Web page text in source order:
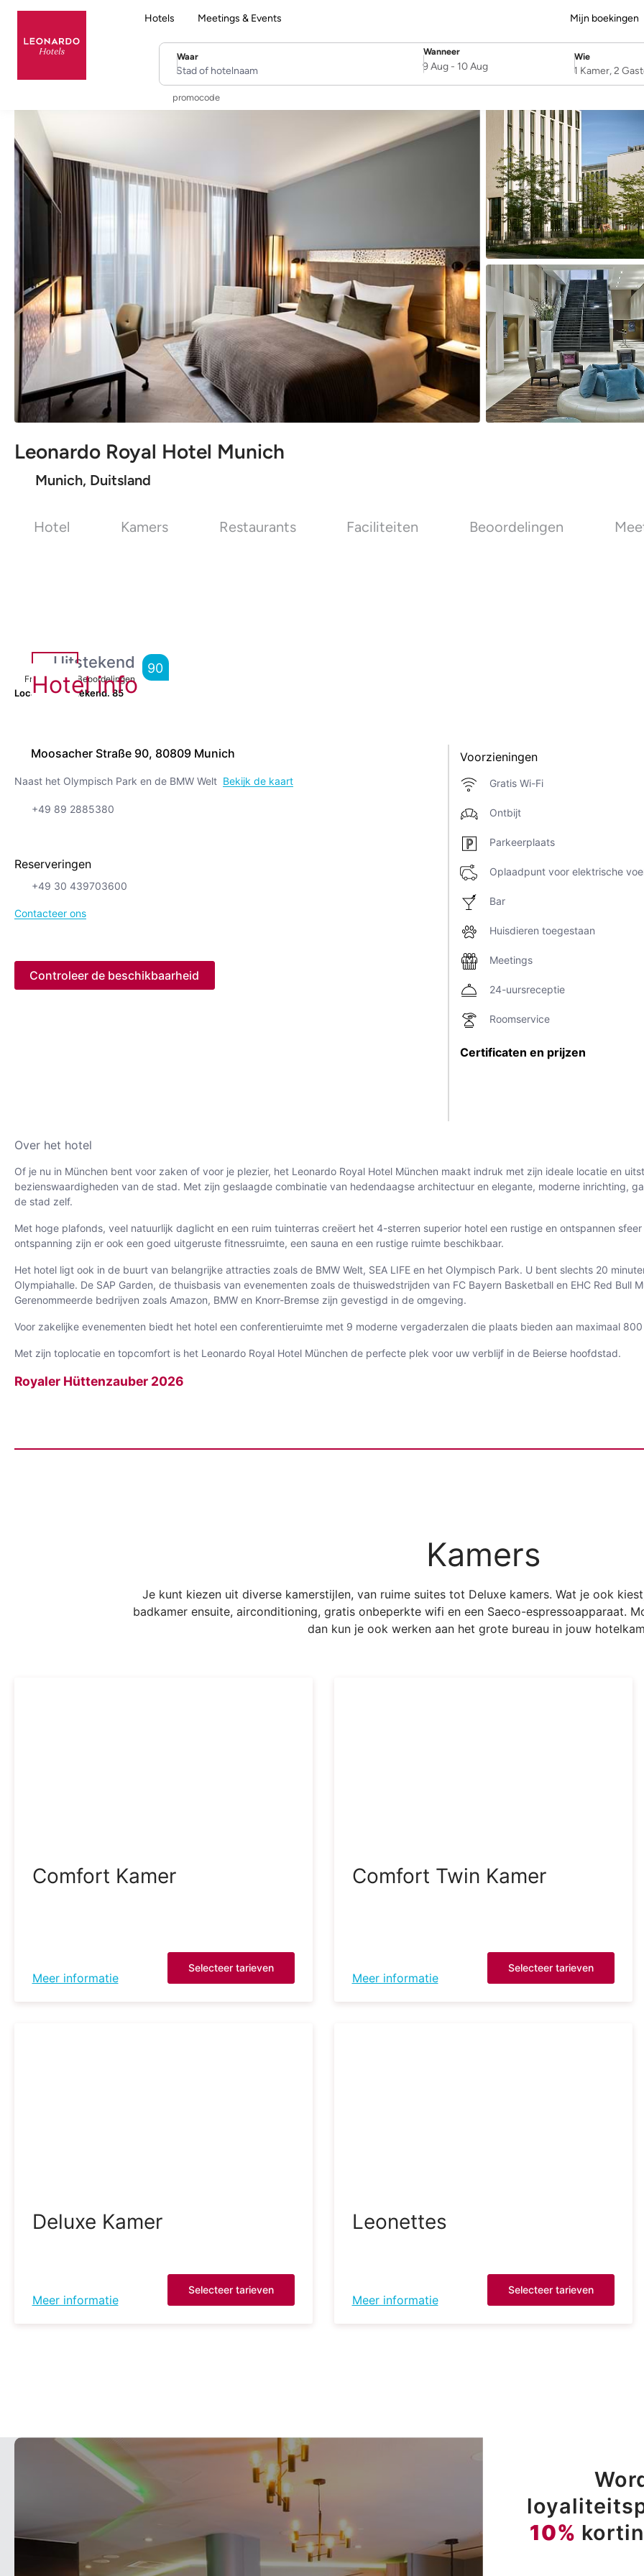
Hotels Meetings & Events Mijn boekingen
Leonardo Royal Hotel Munich
Munich, Duitsland
Waar
Stad of hotelnaam
Wanneer
SelectDate
9 Aug- 10 Aug
Wie
Username
1 Kamer, 2
promocode
Hotel Kamers Restaurants Faciliteiten Beoordelingen
Uitstekend
From13,735Beoordelingen
90
Locatie is uitstekend. 85
Hotel info
Moosacher Straße 90, 80809 Munich
Naast het Olympisch Park en de BMW Welt Bekijk de kaart
+49 89 2885380
Reserveringen
+49 30 439703600
Contacteer ons
Controleer de beschikbaarheid
Voorzieningen
Gratis Wi-Fi
Ontbijt
Parkeerplaats
Oplaadpunt voor elektrische
Bar
Huisdieren toegestaan
Meetings
24-uursreceptie
Roomservice
Certificaten en prijzen
Over het hotel
Of je nu in München bent voor zaken of voor je plezier, het Leonardo Royal Hotel München maakt indruk met zijn ideale locatie en
bezienswaardigheden van de stad. Met zijn geslaagde combinatie van hedendaagse architectuur en elegante, moderne inrichting,
de stad zelf.
Met hoge plafonds, veel natuurlijk daglicht en een ruim tuinterras creëert het 4-sterren superior hotel een rustige en ontspannen
ontspanning zijn er ook een goed uitgeruste fitnessruimte, een sauna en een rustige ruimte beschikbaar.
Het hotel ligt ook in de buurt van belangrijke attracties zoals de BMW Welt, SEA LIFE en het Olympisch Park. U bent slechts 20
Olympiahalle. De SAP Garden, de thuisbasis van evenementen zoals de thuiswedstrijden van FC Bayern Basketball en EHC Red Bull
Gerenommeerde bedrijven zoals Amazon, BMW en Knorr-Bremse zijn gevestigd in de omgeving.
Voor zakelijke evenementen biedt het hotel een conferentieruimte met 9 moderne vergaderzalen die plaats bieden aan maximaal
Met zijn toplocatie en topcomfort is het Leonardo Royal Hotel München de perfecte plek voor uw verblijf in de Beierse hoofdstad.
Royaler Hüttenzauber 2026
Kamers
Je kunt kiezen uit diverse kamerstijlen, van ruime suites tot Deluxe kamers. Wat je ook
badkamer ensuite, airconditioning, gratis onbeperkte wifi en een Saeco-espressoapparaat.
dan kun je ook werken aan het grote bureau in jouw
Comfort Kamer
Meer informatie
Selecteer tarieven
Comfort Twin Kamer
Meer informatie
Selecteer tarieven
Deluxe Kamer
Meer informatie
Selecteer tarieven
Leonettes
Meer informatie
Selecteer tarieven
10%